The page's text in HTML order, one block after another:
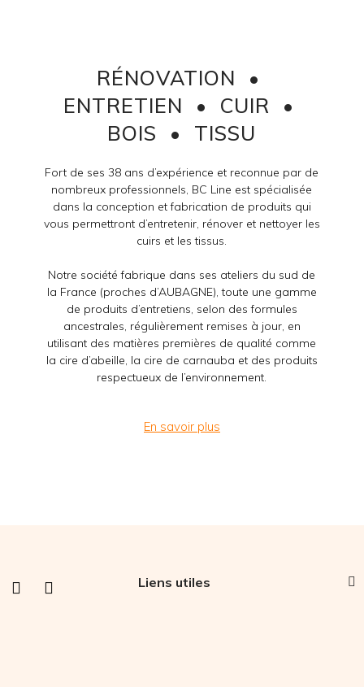
RÉNOVATION •
ENTRETIEN • CUIR •
BOIS • TISSU
Fort de ses 38 ans d’expérience et reconnue par de
nombreux professionnels, BC Line est spécialisée
dans la conception et fabrication de produits qui
vous permettront d’entretenir, rénover et nettoyer les
cuirs et les tissus.
Notre société fabrique dans ses ateliers du sud de
la France (proches d’AUBAGNE), toute une gamme
de produits d’entretiens, selon des formules
ancestrales, régulièrement remises à jour, en
utilisant des matières premières de qualité comme
la cire d’abeille, la cire de carnauba et des produits
respectueux de l’environnement.
En savoir plus
Liens utiles